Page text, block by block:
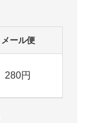
メール便
280円